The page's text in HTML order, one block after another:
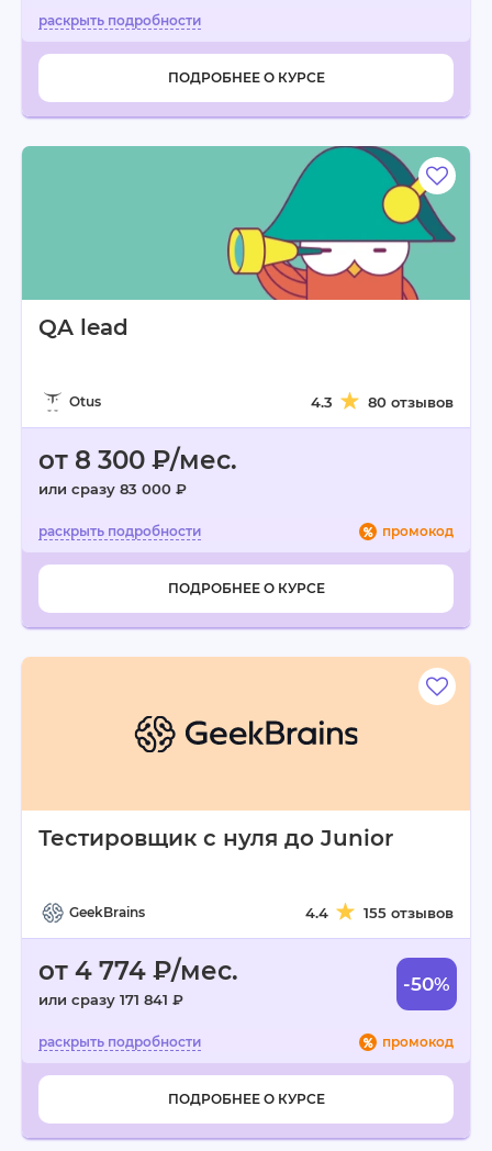
ПОДРОБНЕЕ О КУРСЕ
QA lead
Otus 4.3 80 отзывов
от 8 300 ₽/мес.
или сразу 83 000 ₽
промокод
ПОДРОБНЕЕ О КУРСЕ
Тестировщик с нуля до Junior
GeekBrains 4.4 155 отзывов
от 4 774 ₽/мес.
или сразу 171 841 ₽
-50%
промокод
ПОДРОБНЕЕ О КУРСЕ